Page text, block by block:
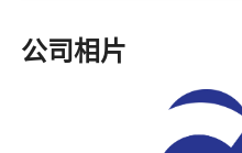
公司相片